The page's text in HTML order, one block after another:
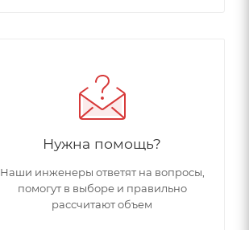
Нужна помощь?
Наши инженеры ответят на вопросы,
помогут в выборе и правильно
рассчитают объем